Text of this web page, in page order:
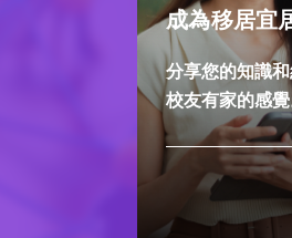
成為移居宜
分享您的知識
校友有家的感覺